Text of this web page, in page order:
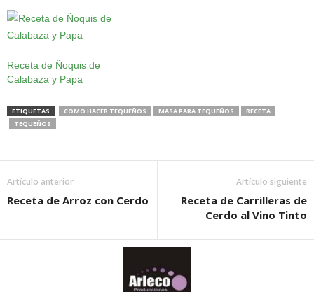
Receta de Ñoquis de
Calabaza y Papa
ETIQUETAS COMO HACER TEQUEÑOS MASA PARA TEQUEÑOS
RECETA
TEQUEÑOS
Artículo anterior
Receta de Arroz con Cerdo
Artículo siguiente
Receta de Carrilleras de
Cerdo al Vino Tinto